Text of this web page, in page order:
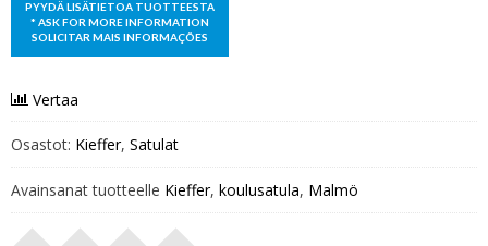
Vertaa
Osastot: Kieffer, Satulat
Avainsanat tuotteelle Kieffer, koulusatula, Malmö